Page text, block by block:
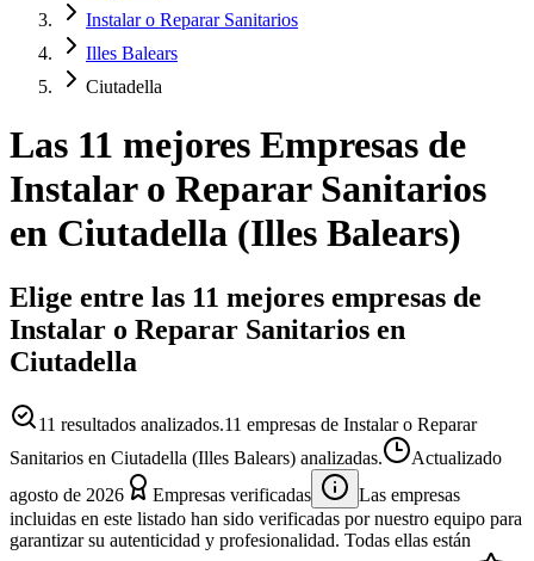
Instalar o Reparar Sanitarios
Illes Balears
Ciutadella
Las 11 mejores Empresas de
Instalar o Reparar Sanitarios
en Ciutadella (Illes Balears)
Elige entre las 11 mejores empresas de
Instalar o Reparar Sanitarios en
Ciutadella
11 resultados analizados.11 empresas de Instalar o Reparar
Sanitarios en Ciutadella (Illes Balears) analizadas.
Actualizado
agosto de 2026
Empresas verificadas
Las empresas
incluidas en este listado han sido verificadas por nuestro equipo para
garantizar su autenticidad y profesionalidad. Todas ellas están